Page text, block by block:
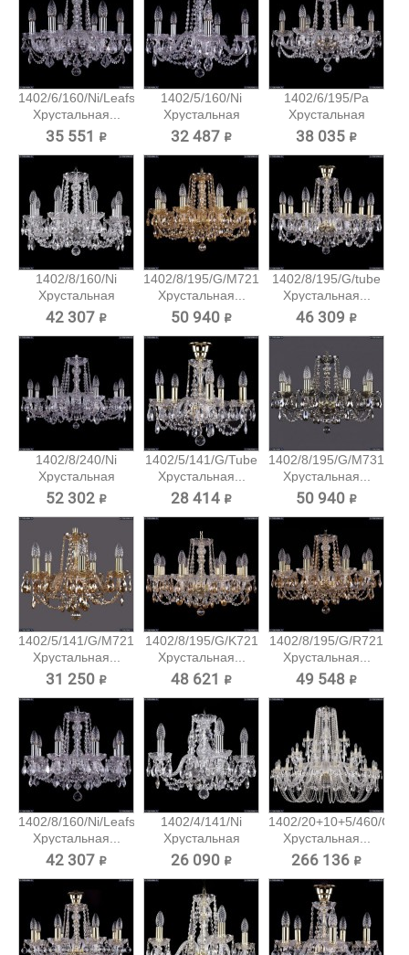
1402/6/160/Ni/Leafs
Хрустальная...
35 551 ₽
1402/5/160/Ni
Хрустальная
подвесная...
32 487 ₽
1402/6/195/Pa
Хрустальная
подвесная...
38 035 ₽
1402/8/160/Ni
Хрустальная
подвесная...
42 307 ₽
1402/8/195/G/M721
Хрустальная...
50 940 ₽
1402/8/195/G/tube
Хрустальная...
46 309 ₽
1402/8/240/Ni
Хрустальная
подвесная...
52 302 ₽
1402/5/141/G/Tube
Хрустальная...
28 414 ₽
1402/8/195/G/M731
Хрустальная...
50 940 ₽
1402/5/141/G/M721
Хрустальная...
31 250 ₽
1402/8/195/G/K721
Хрустальная...
48 621 ₽
1402/8/195/G/R721
Хрустальная...
49 548 ₽
1402/8/160/Ni/Leafs
Хрустальная...
42 307 ₽
1402/4/141/Ni
Хрустальная
подвесная...
26 090 ₽
1402/20+10+5/460/G
Хрустальная...
266 136 ₽